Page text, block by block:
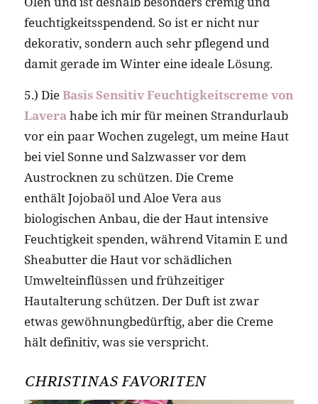
feuchtigkeitsspendend. So ist er nicht nur
dekorativ, sondern auch sehr pflegend und
damit gerade im Winter eine ideale Lösung.
5.) DieBasis Sensitiv Feuchtigkeitscreme von
Laverahabe ich mir für meinen Strandurlaub
vor ein paar Wochen zugelegt, um meine Haut
bei viel Sonne und Salzwasser vor dem
Austrocknen zu schützen. Die Creme
enthält Jojobaöl und Aloe Vera aus
biologischen Anbau, die der Haut intensive
Feuchtigkeit spenden, während Vitamin E und
Sheabutter die Haut vor schädlichen
Umwelteinflüssen und frühzeitiger
Hautalterung schützen. Der Duft ist zwar
etwas gewöhnungbedürftig, aber die Creme
hält definitiv, was sie verspricht.
CHRISTINAS FAVORITEN